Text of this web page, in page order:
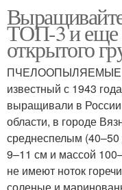
ТОП-3 и еще
открытого
ПЧЕЛООПЫЛЯЕМЫЕ
известный с 1943
выращивали в
области, в городе
среднеспелым
9–11 см и массой
не имеют ноток